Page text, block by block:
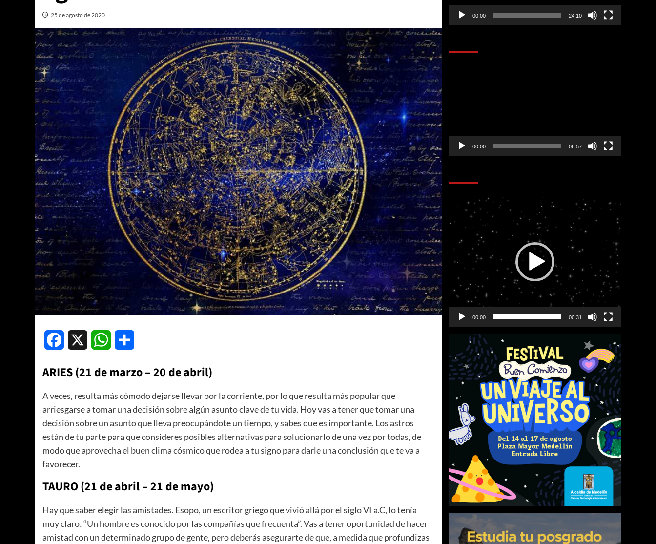
25 de agosto de 2020
Facebook WhatsApp
ARIES (21 de marzo – 20 de abril)
A veces, resulta más cómodo dejarse llevar por la corriente, por lo que resulta más popular que
arriesgarse a tomar una decisión sobre algún asunto clave de tu vida. Hoy vas a tener que tomar una
decisión sobre un asunto que lleva preocupándote un tiempo, y sabes que es importante. Los astros
están de tu parte para que consideres posibles alternativas para solucionarlo de una vez por todas, de
modo que aprovecha el buen clima cósmico que rodea a tu signo para darle una conclusión que te va a
favorecer.
TAURO (21 de abril – 21 de mayo)
Hay que saber elegir las amistades. Esopo, un escritor griego que vivió allá por el siglo VI a.C, lo tenía
muy claro: “Un hombre es conocido por las compañías que frecuenta”. Vas a tener oportunidad de hacer
amistad con un determinado grupo de gente, pero deberás asegurarte de que, a medida que profundizas
00:00 24:10
00:00 06:57
Reproductor
vídeo
00:00 00:31